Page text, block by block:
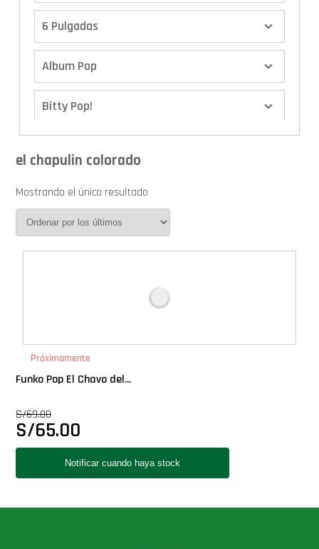
6 Pulgadas
Album Pop
Bitty Pop!
Calendario de Adviento
Cover Pop!
Exclusivos
Gift Cards
Llaveros Pop
Moments
Movie Poster
el chapulin colorado
Mostrando el único resultado
Próximamente
Funko Pop El Chavo del...
S/69.00
S/65.00